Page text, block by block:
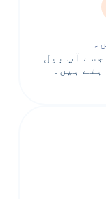
جسے آپ بیل
ہیں۔